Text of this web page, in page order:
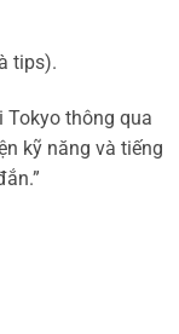
tips).
Tokyo thông qua
kỹ năng và tiếng